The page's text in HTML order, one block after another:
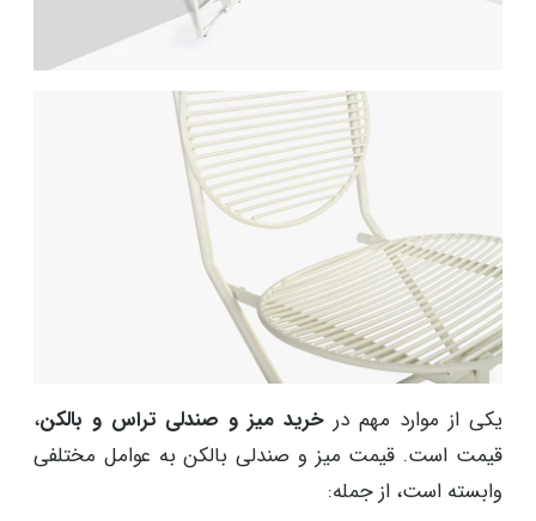
یکی از موارد مهم درخرید میز و صندلی تراس و بالکن،
قیمت است. قیمت میز و صندلی بالکن به عوامل مختلفی
وابسته است، از جمله: